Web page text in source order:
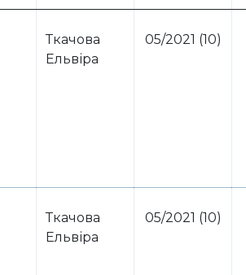
Ткачова
Ельвіра
05/2021 (10)
Ткачова
Ельвіра
05/2021 (10)